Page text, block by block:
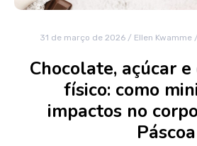
31 de março de 2026 / Ellen Kwamme
Chocolate, açúcar
físico: como
impactos no
Páscoa